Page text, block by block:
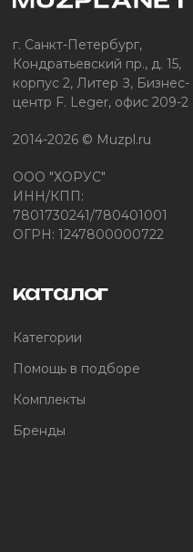
г. Санкт-Петербург,
Кондратьевский пр., д. 15,
корпус 2, Литер З, Бизнес-
центр F. Leger, офис 209-2
2014-2026 © Muzpl.ru
ООО "ХОРУС"
ИНН/КПП:
7801730241/780401001
ОГРН: 1247800000722
каталог
Категории
Помощь в подборе
Комплекты
Бренды